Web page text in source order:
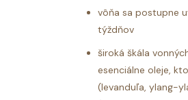
vôňa sa postupne
týždňov
široká škála
esenciálne oleje,
(levanduľa, ylang-